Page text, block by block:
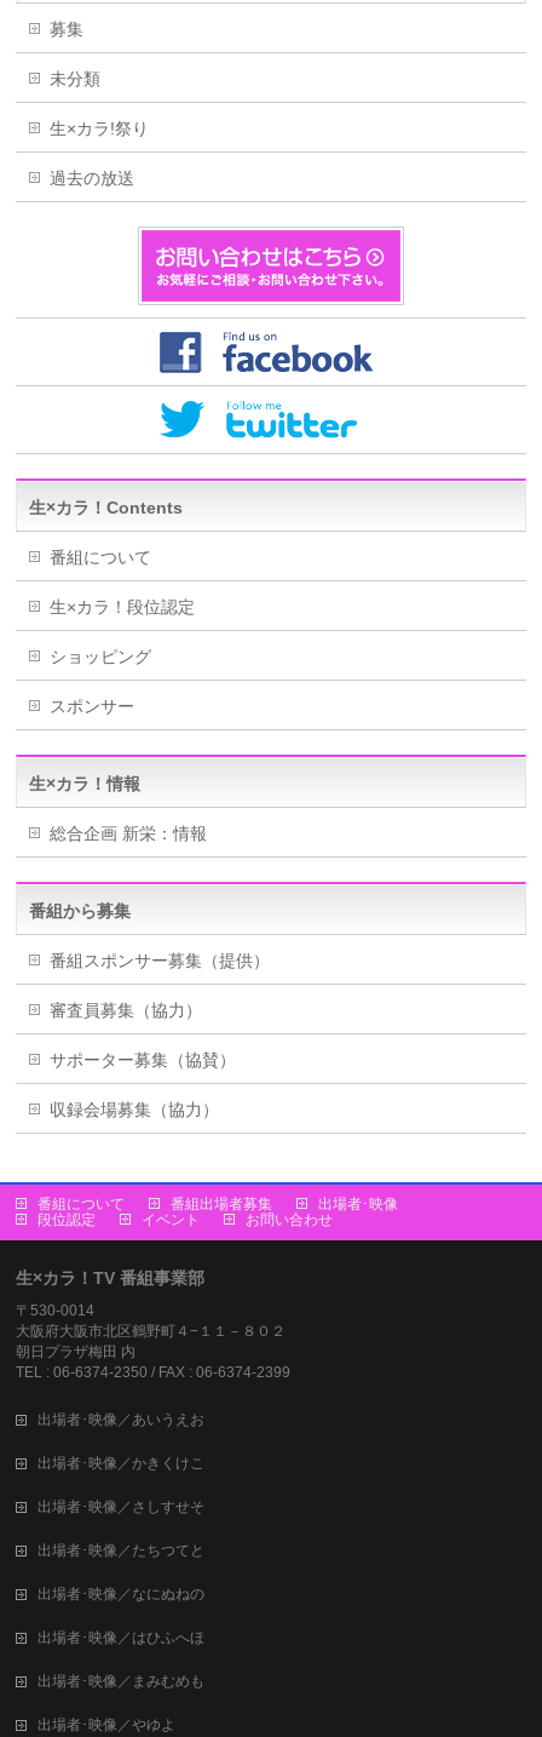
募集
未分類
生×カラ!祭り
過去の放送
生×カラ！Contents
番組について
生×カラ！段位認定
ショッピング
スポンサー
生×カラ！情報
総合企画 新栄：情報
番組から募集
番組スポンサー募集（提供）
審査員募集（協力）
サポーター募集（協賛）
収録会場募集（協力）
番組について 番組出場者募集
出場者･映像
段位認定
イベント お問い合わせ
生×カラ！TV 番組事業部
〒530-0014
大阪府大阪市北区鶴野町４−１１－８０２
朝日プラザ梅田 内
TEL : 06-6374-2350 / FAX : 06-6374-2399
出場者･映像／あいうえお
出場者･映像／かきくけこ
出場者･映像／さしすせそ
出場者･映像／たちつてと
出場者･映像／なにぬねの
出場者･映像／はひふへほ
出場者･映像／まみむめも
出場者･映像／やゆよ